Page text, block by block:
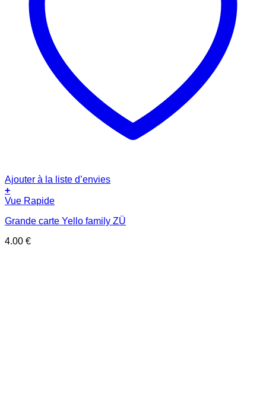
Ajouter à la liste d’envies
+
Vue Rapide
Grande carte Yello family ZÜ
4.00 €